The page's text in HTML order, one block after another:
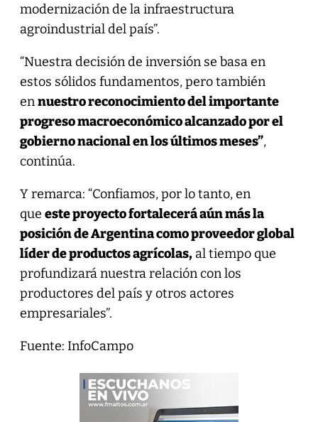
modernización de la infraestructura
agroindustrial del país”.
“Nuestra decisión de inversión se basa en
estos sólidos fundamentos, pero también
ennuestro reconocimiento del importante
progreso macroeconómico alcanzado por el
gobierno nacional en los últimos meses”,
continúa.
Y remarca: “Confiamos, por lo tanto, en
que este proyecto fortalecerá aún más la
posición de Argentina como proveedor global
líder de productos agrícolas,al tiempo que
profundizará nuestra relación con los
productores del país y otros actores
empresariales”.
Fuente: InfoCampo